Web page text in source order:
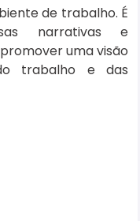
de trabalho. É
narrativas e
uma visão
trabalho e das